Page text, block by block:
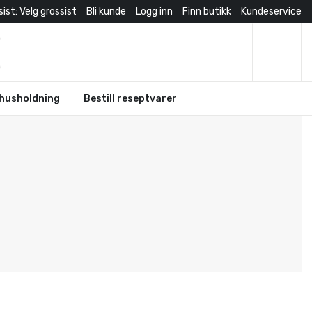
Velg grossist Bli kunde Logg inn Finn butikk Kundeservice
Bestill reseptvarer